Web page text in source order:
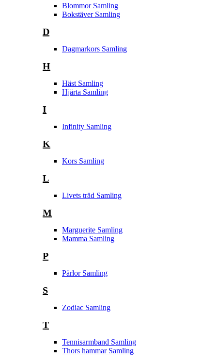
Blommor Samling
Bokstäver Samling
D
Dagmarkors Samling
H
Häst Samling
Hjärta Samling
I
Infinity Samling
K
Kors Samling
L
Livets träd Samling
M
Marguerite Samling
Mamma Samling
P
Pärlor Samling
S
Zodiac Samling
T
Tennisarmband Samling
Thors hammar Samling